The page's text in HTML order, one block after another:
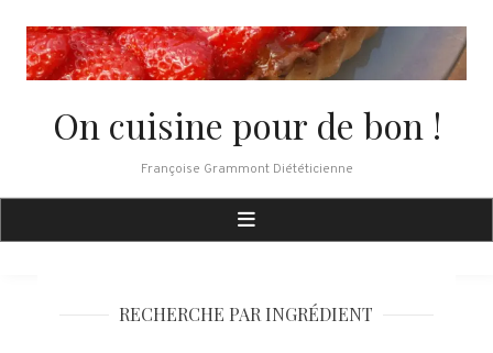
content
On cuisine pour de bon !
Françoise Grammont Diététicienne
RECHERCHE PAR INGRÉDIENT